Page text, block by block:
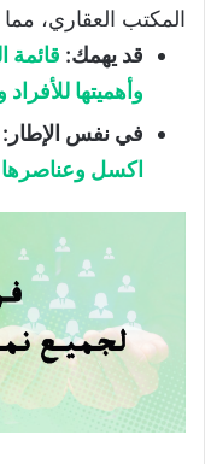
المكتب العقاري، مما
قد يهمك: قائمة
وأهميتها
في نفس الإطار:
اكسل وعناصرها